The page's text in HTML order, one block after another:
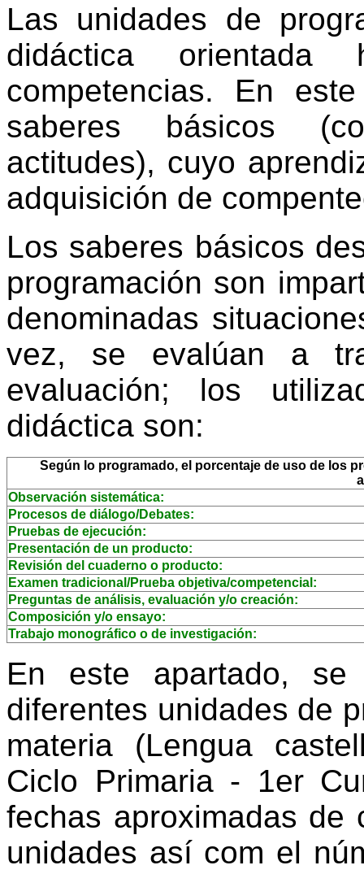
Las unidades de
didáctica
competencias. En
saberes básicos
actitudes), cuyo
adquisición de
Los saberes básicos
programación son
denominadas
vez, se evalúan a
evaluación; los
didáctica son:
Según lo programado, el porcentaje de uso de los
Observación sistemática:
Procesos de diálogo/Debates:
Pruebas de ejecución:
Presentación de un producto:
Revisión del cuaderno o producto:
Examen tradicional/Prueba objetiva/competencial:
Preguntas de análisis, evaluación y/o creación:
Composición y/o ensayo:
Trabajo monográfico o de investigación:
En este apartado, se
diferentes unidades de
materia (Lengua
Ciclo Primaria - 1er
fechas aproximadas
unidades así com el